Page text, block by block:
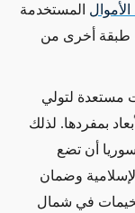
المستخدمة
طبقة أخرى من
لتولي
بمفردها. لذلك
أن تضع
وضمان
في شمال